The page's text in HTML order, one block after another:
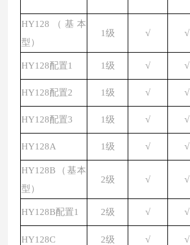
HY128（基本
型）
1级 √ √
HY128配置1 1级 √ √
HY128配置2 1级 √ √
HY128配置3 1级 √ √
HY128A 1级 √ √
HY128B（基本
型）
2级 √ √
HY128B配置1 2级 √ √
HY128C 2级 √ √